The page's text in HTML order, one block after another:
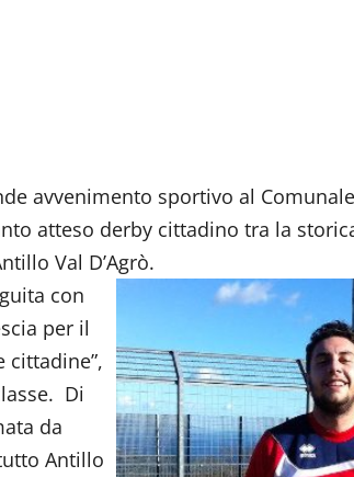
avvenimento sportivo al Comunale
atteso derby cittadino tra la
Val D’Agrò.
con
per il
cittadine”,
Di
da
Antillo